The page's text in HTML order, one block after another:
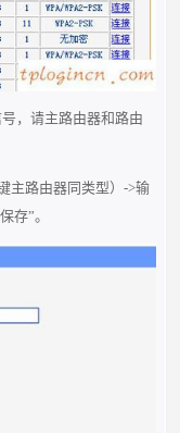
，请主路由器和路由
主路由器同类型）->输
存”。